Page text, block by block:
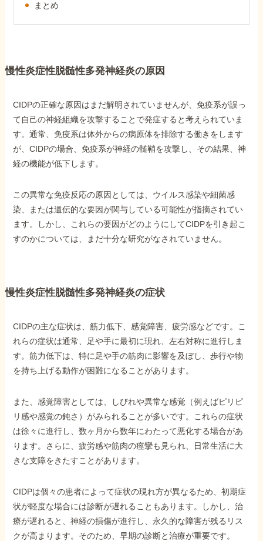
サイトマップ
で受給相談をする
他社と何が違うの？
当事務所に
依頼するメリット
089-907-3797
まとめ
慢性炎症性脱髄性多発神経炎の原因
CIDPの正確な原因はまだ解明されていませんが、免疫系が誤っ
て自己の神経組織を攻撃することで発症すると考えられていま
す。通常、免疫系は体外からの病原体を排除する働きをします
が、CIDPの場合、免疫系が神経の髄鞘を攻撃し、その結果、神
経の機能が低下します。
この異常な免疫反応の原因としては、ウイルス感染や細菌感
染、または遺伝的な要因が関与している可能性が指摘されてい
ます。しかし、これらの要因がどのようにしてCIDPを引き起こ
すのかについては、まだ十分な研究がなされていません。
慢性炎症性脱髄性多発神経炎の症状
CIDPの主な症状は、筋力低下、感覚障害、疲労感などです。こ
れらの症状は通常、足や手に最初に現れ、左右対称に進行しま
す。筋力低下は、特に足や手の筋肉に影響を及ぼし、歩行や物
を持ち上げる動作が困難になることがあります。
また、感覚障害としては、しびれや異常な感覚（例えばピリピ
リ感や感覚の鈍さ）がみられることが多いです。これらの症状
は徐々に進行し、数ヶ月から数年にわたって悪化する場合があ
ります。さらに、疲労感や筋肉の痙攣も見られ、日常生活に大
きな支障をきたすことがあります。
CIDPは個々の患者によって症状の現れ方が異なるため、初期症
状が軽度な場合には診断が遅れることもあります。しかし、治
療が遅れると、神経の損傷が進行し、永久的な障害が残るリス
クが高まります。そのため、早期の診断と治療が重要です。